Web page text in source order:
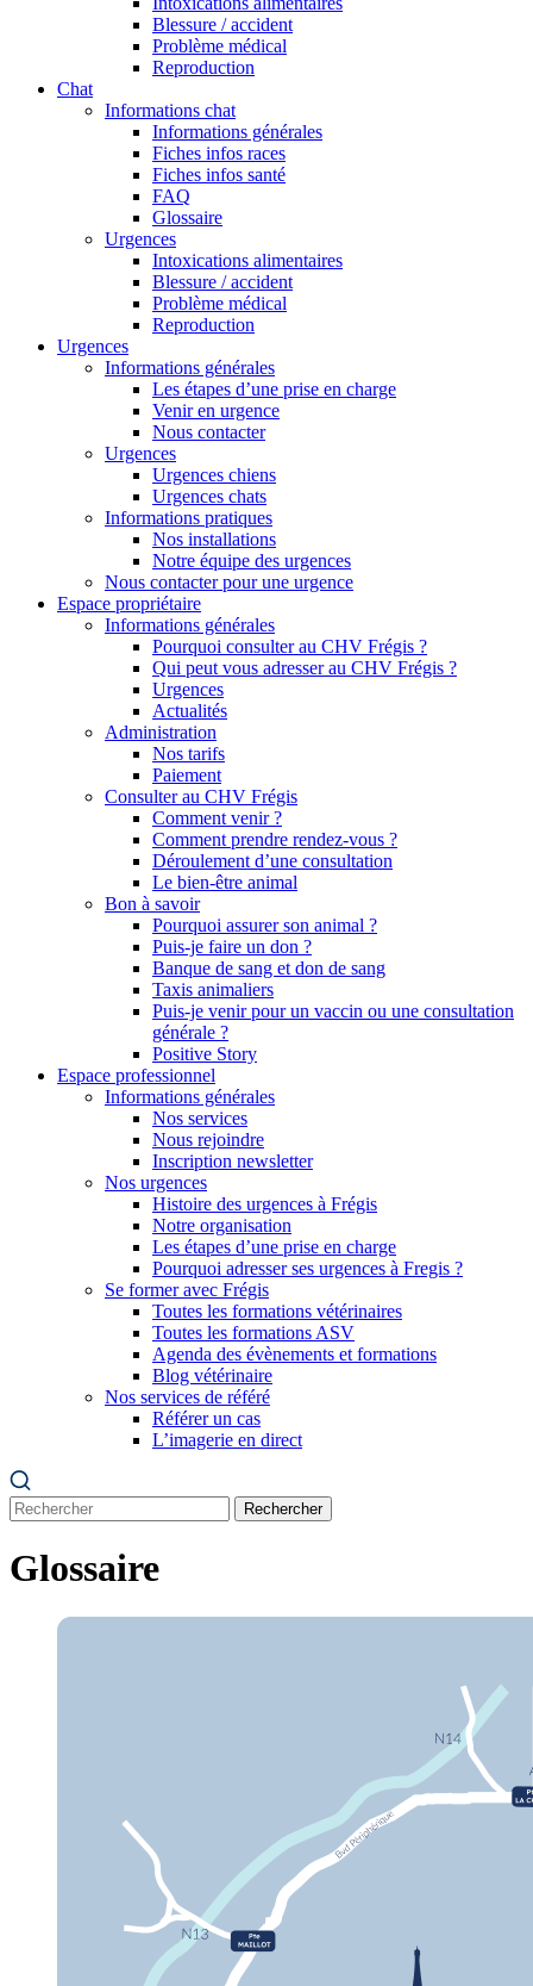
Blessure / accident
Problème médical
Reproduction
Chat
Informations chat
Informations générales
Fiches infos races
Fiches infos santé
FAQ
Glossaire
Urgences
Intoxications alimentaires
Blessure / accident
Problème médical
Reproduction
Urgences
Informations générales
Les étapes d’une prise en charge
Venir en urgence
Nous contacter
Urgences
Urgences chiens
Urgences chats
Informations pratiques
Nos installations
Notre équipe des urgences
Nous contacter pour une urgence
Espace propriétaire
Informations générales
Pourquoi consulter au CHV Frégis ?
Qui peut vous adresser au CHV Frégis ?
Urgences
Actualités
Administration
Nos tarifs
Paiement
Consulter au CHV Frégis
Comment venir ?
Comment prendre rendez-vous ?
Déroulement d’une consultation
Le bien-être animal
Bon à savoir
Pourquoi assurer son animal ?
Puis-je faire un don ?
Banque de sang et don de sang
Taxis animaliers
Puis-je venir pour un vaccin ou une consultation
générale ?
Positive Story
Espace professionnel
Informations générales
Nos services
Nous rejoindre
Inscription newsletter
Nos urgences
Histoire des urgences à Frégis
Notre organisation
Les étapes d’une prise en charge
Pourquoi adresser ses urgences à Fregis ?
Se former avec Frégis
Toutes les formations vétérinaires
Toutes les formations ASV
Agenda des évènements et formations
Blog vétérinaire
Nos services de référé
Référer un cas
L’imagerie en direct
Rechercher
Glossaire